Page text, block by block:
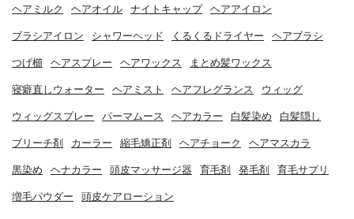
ヘアミルク ヘアオイル ナイトキャップ ヘアアイロン
ブラシアイロン シャワーヘッド くるくるドライヤー ヘアブラシ
つげ櫛 ヘアスプレー ヘアワックス まとめ髪ワックス
寝癖直しウォーター ヘアミスト ヘアフレグランス ウィッグ
ウィッグスプレー パーマムース ヘアカラー 白髪染め 白髪隠し
ブリーチ剤 カーラー 縮毛矯正剤 ヘアチョーク ヘアマスカラ
黒染め ヘナカラー 頭皮マッサージ器 育毛剤 発毛剤 育毛サプリ
増毛パウダー 頭皮ケアローション